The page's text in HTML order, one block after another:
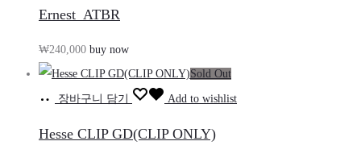
Ernest_ATBR
₩240,000 buy now
Sold Out
장바구니 담기 Add to wishlist
Hesse CLIP GD(CLIP ONLY)